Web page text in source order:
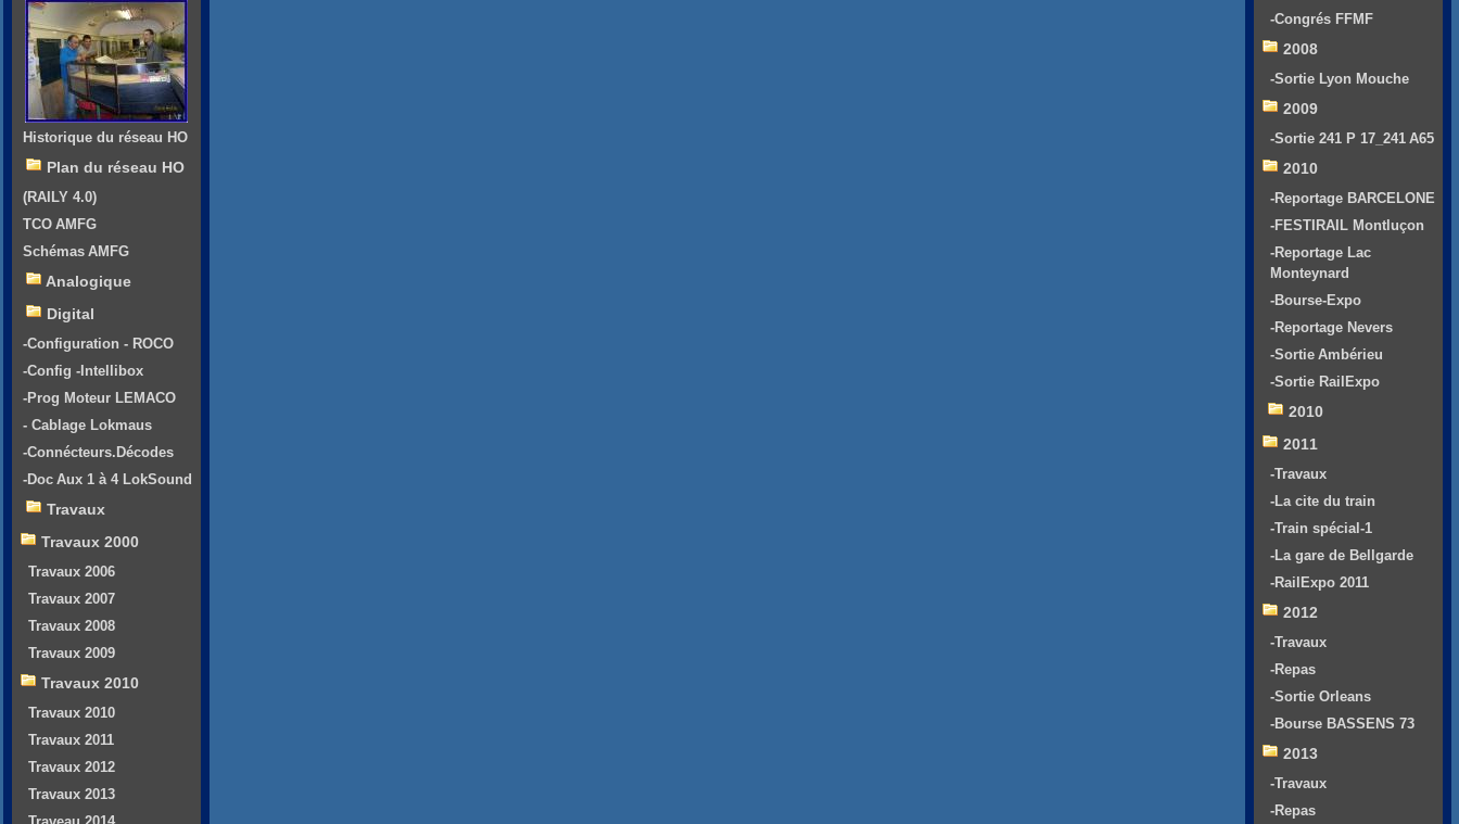
Historique du réseau HO
Plan du réseau HO
(RAILY 4.0)
TCO AMFG
Schémas AMFG
Analogique
Digital
-Configuration - ROCO
-Config -Intellibox
-Prog Moteur LEMACO
- Cablage Lokmaus
-Connécteurs.Décodes
-Doc Aux 1 à 4 LokSound
Travaux
Travaux 2000
Travaux 2006
Travaux 2007
Travaux 2008
Travaux 2009
Travaux 2010
Travaux 2010
Travaux 2011
Travaux 2012
Travaux 2013
-Congrés FFMF
2008
-Sortie Lyon Mouche
2009
-Sortie 241 P 17_241 A65
2010
-Reportage BARCELONE
-FESTIRAIL Montluçon
-Reportage Lac
Monteynard
-Bourse-Expo
-Reportage Nevers
-Sortie Ambérieu
-Sortie RailExpo
2010
2011
-Travaux
-La cite du train
-Train spécial-1
-La gare de Bellgarde
-RailExpo 2011
2012
-Travaux
-Repas
-Sortie Orleans
-Bourse BASSENS 73
2013
-Travaux
-Repas